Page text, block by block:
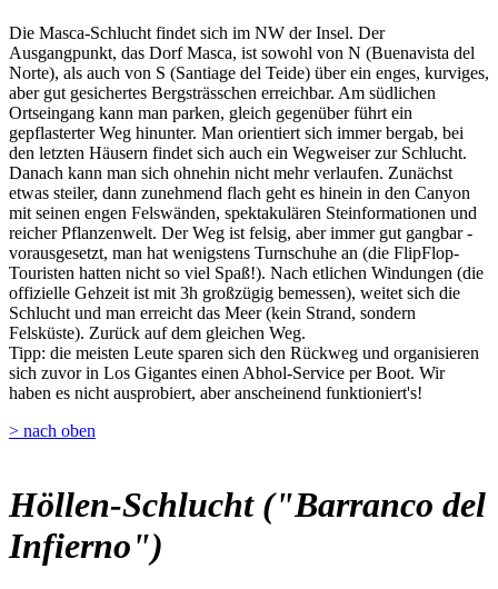
Die Masca-Schlucht findet sich im NW der Insel. Der
Ausgangpunkt, das Dorf Masca, ist sowohl von N (Buenavista del
Norte), als auch von S (Santiage del Teide) über ein enges, kurviges,
aber gut gesichertes Bergsträsschen erreichbar. Am südlichen
Ortseingang kann man parken, gleich gegenüber führt ein
gepflasterter Weg hinunter. Man orientiert sich immer bergab, bei
den letzten Häusern findet sich auch ein Wegweiser zur Schlucht.
Danach kann man sich ohnehin nicht mehr verlaufen. Zunächst
etwas steiler, dann zunehmend flach geht es hinein in den Canyon
mit seinen engen Felswänden, spektakulären Steinformationen und
reicher Pflanzenwelt. Der Weg ist felsig, aber immer gut gangbar -
vorausgesetzt, man hat wenigstens Turnschuhe an (die FlipFlop-
Touristen hatten nicht so viel Spaß!). Nach etlichen Windungen (die
offizielle Gehzeit ist mit 3h großzügig bemessen), weitet sich die
Schlucht und man erreicht das Meer (kein Strand, sondern
Felsküste). Zurück auf dem gleichen Weg.
Tipp: die meisten Leute sparen sich den Rückweg und organisieren
sich zuvor in Los Gigantes einen Abhol-Service per Boot. Wir
haben es nicht ausprobiert, aber anscheinend funktioniert's!
> nach oben
Höllen-Schlucht ("Barranco del
Infierno")